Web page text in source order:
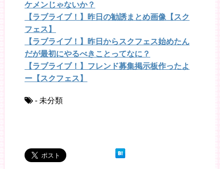
ケメンじゃないか？
【ラブライブ！】昨日の勧誘まとめ画像【スク
フェス】
【ラブライブ！】昨日からスクフェス始めたん
だが最初にやるべきことってなに？
【ラブライブ！】フレンド募集掲示板作ったよ
ー【スクフェス】
- 未分類